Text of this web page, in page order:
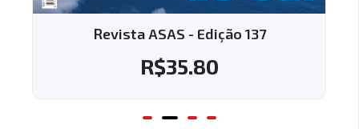
Revista ASAS - Edição 137
R$35.80